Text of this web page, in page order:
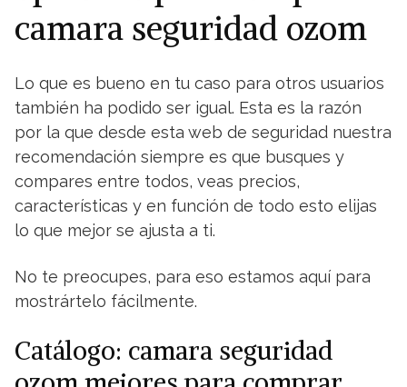
camara seguridad ozom
Lo que es bueno en tu caso para otros usuarios
también ha podido ser igual. Esta es la razón
por la que desde esta web de seguridad nuestra
recomendación siempre es que busques y
compares entre todos, veas precios,
características y en función de todo esto elijas
lo que mejor se ajusta a ti.
No te preocupes, para eso estamos aquí para
mostrártelo fácilmente.
Catálogo: camara seguridad